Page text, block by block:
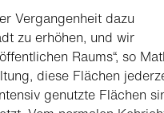
Vergangenheit dazu
zu erhöhen, und wir
Raums“, so
diese Flächen
genutzte Flächen